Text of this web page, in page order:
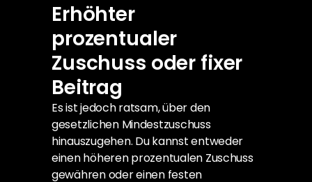
Erhöhter
prozentualer
Zuschuss oder fixer
Beitrag
Es ist jedoch ratsam, über den
gesetzlichen Mindestzuschuss
hinauszugehen. Du kannst entweder
einen höheren prozentualen Zuschuss
gewähren oder einen festen